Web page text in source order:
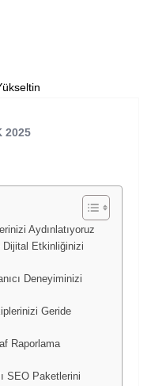
2025
Aydınlatıyoruz
Dijital Etkinliğinizi
Deneyiminizi
Geride
Raporlama
SEO Paketlerini